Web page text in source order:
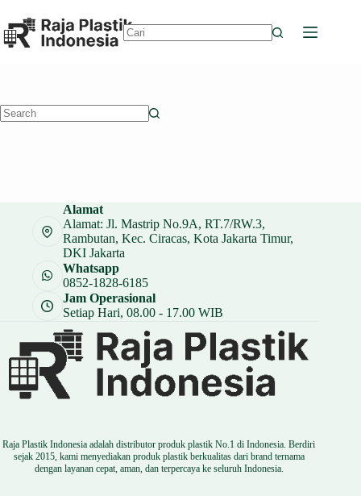
to
content
Alamat
Alamat: Jl. Mastrip No.9A, RT.7/RW.3,
Rambutan, Kec. Ciracas, Kota Jakarta Timur,
DKI Jakarta
Whatsapp
0852-1828-6185
Jam Operasional
Setiap Hari, 08.00 - 17.00 WIB
Raja Plastik Indonesia adalah distributor produk plastik No.1 di Indonesia. Berdiri
sejak 2015, kami menyediakan produk plastik berkualitas dari brand ternama
dengan layanan cepat, aman, dan terpercaya ke seluruh Indonesia.